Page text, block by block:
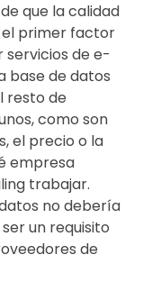
que la calidad
el primer factor
servicios de e-
base de datos
resto de
como son
el precio o la
empresa
trabajar.
no debería
un requisito
de